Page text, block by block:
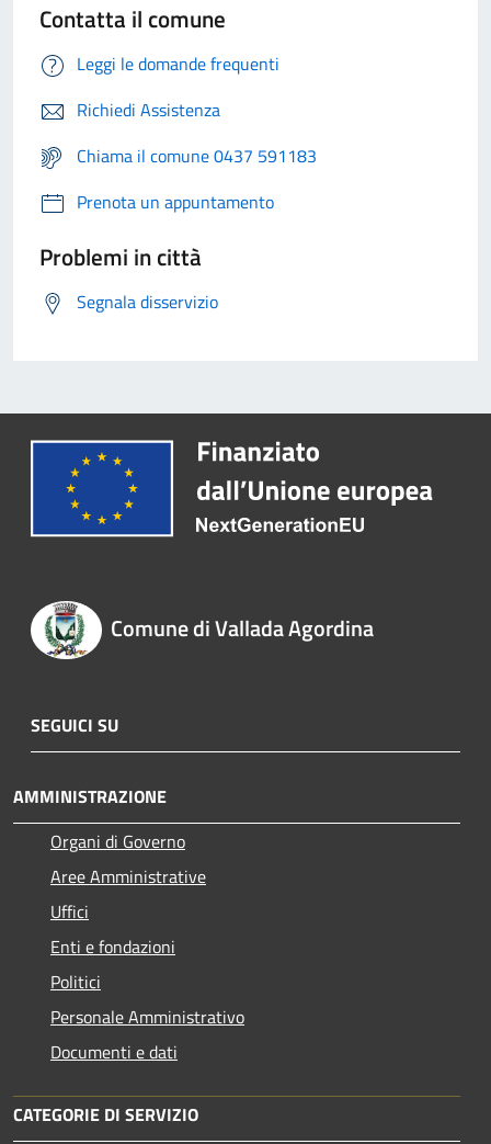
Contatta il comune
Leggi le domande frequenti
Richiedi Assistenza
Chiama il comune 0437 591183
Prenota un appuntamento
Problemi in città
Segnala disservizio
Comune di Vallada Agordina
SEGUICI SU
AMMINISTRAZIONE
Organi di Governo
Aree Amministrative
Uffici
Enti e fondazioni
Politici
Personale Amministrativo
Documenti e dati
CATEGORIE DI SERVIZIO